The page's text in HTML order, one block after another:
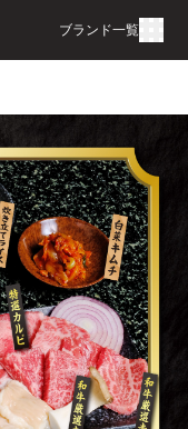
ブランド一覧